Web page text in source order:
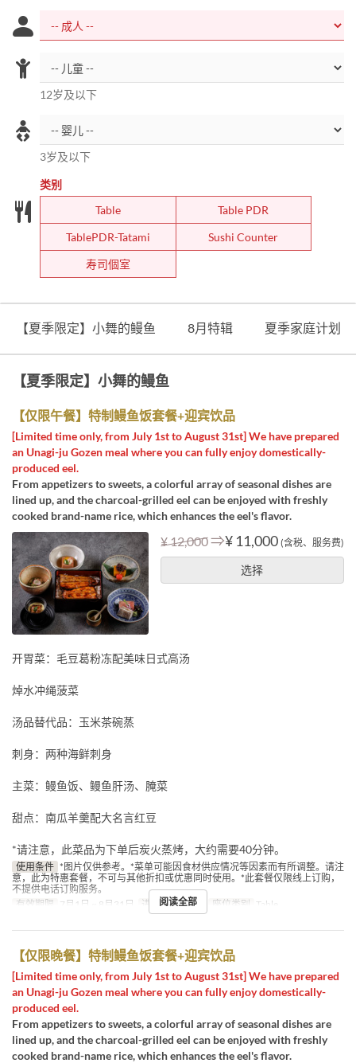
12岁及以下
3岁及以下
类别
Table
Table PDR
TablePDR-Tatami
Sushi Counter
寿司個室
【夏季限定】小舞的鳗鱼 8月特辑 夏季家庭计划
【夏季限定】小舞的鳗鱼
【仅限午餐】特制鳗鱼饭套餐+迎宾饮品
[Limited time only, from July 1st to August 31st] We have prepared
an Unagi-ju Gozen meal where you can fully enjoy domestically-
produced eel.
From appetizers to sweets, a colorful array of seasonal dishes are
lined up, and the charcoal-grilled eel can be enjoyed with freshly
cooked brand-name rice, which enhances the eel's flavor.
¥ 12,000⇒¥ 11,000 (含税、服务费)
选择
开胃菜：毛豆葛粉冻配美味日式高汤
焯水冲绳菠菜
汤品替代品：玉米茶碗蒸
刺身：两种海鲜刺身
主菜：鳗鱼饭、鳗鱼肝汤、腌菜
甜点：南瓜羊羹配大名言红豆
*请注意，此菜品为下单后炭火蒸烤，大约需要40分钟。
使用条件 *图片仅供参考。*菜单可能因食材供应情况等因素而有所调整。请注
意，此为特惠套餐，不可与其他折扣或优惠同时使用。*此套餐仅限线上订购，
不提供电话订购服务。
有效期限 7月1日 ~ 8月31日 进餐时间 午餐 座位类别 Table
阅读全部
【仅限晚餐】特制鳗鱼饭套餐+迎宾饮品
[Limited time only, from July 1st to August 31st] We have prepared
an Unagi-ju Gozen meal where you can fully enjoy domestically-
produced eel.
From appetizers to sweets, a colorful array of seasonal dishes are
lined up, and the charcoal-grilled eel can be enjoyed with freshly
cooked brand-name rice, which enhances the eel's flavor.